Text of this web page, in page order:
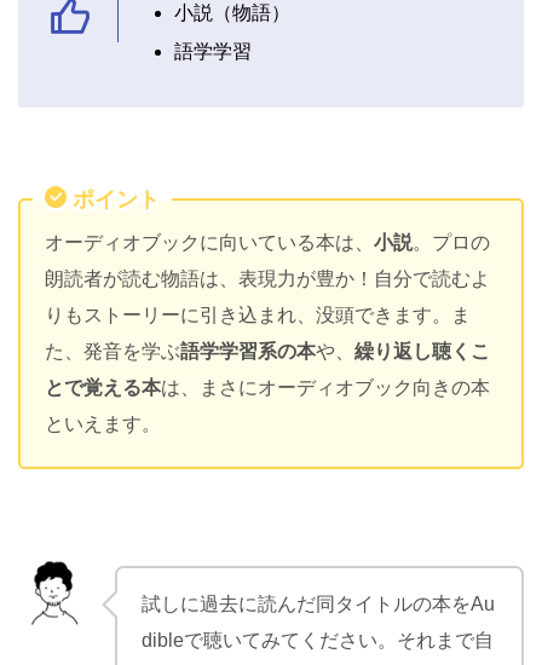
小説（物語）
語学学習
ポイント
オーディオブックに向いている本は、 小説。プロの
朗読者が読む物語は、表現力が豊か！自分で読むよ
りもストーリーに引き込まれ、没頭できます。ま
た、発音を学ぶ語学学習系の本や、 繰り返し聴くこ
とで覚える本は、まさにオーディオブック向きの本
といえます。
試しに過去に読んだ同タイトルの本をAu
dibleで聴いてみてください。それまで自